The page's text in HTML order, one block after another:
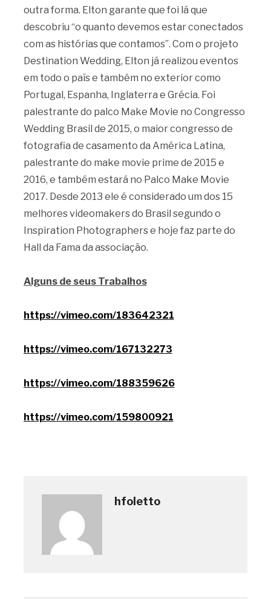
outra forma. Elton garante que foi lá que
descobriu “o quanto devemos estar conectados
com as histórias que contamos”. Com o projeto
Destination Wedding, Elton já realizou eventos
em todo o país e também no exterior como
Portugal, Espanha, Inglaterra e Grécia. Foi
palestrante do palco Make Movie no Congresso
Wedding Brasil de 2015, o maior congresso de
fotografia de casamento da América Latina,
palestrante do make movie prime de 2015 e
2016, e também estará no Palco Make Movie
2017. Desde 2013 ele é considerado um dos 15
melhores videomakers do Brasil segundo o
Inspiration Photographers e hoje faz parte do
Hall da Fama da associação.
Alguns de seus Trabalhos
https://vimeo.com/183642321
https://vimeo.com/167132273
https://vimeo.com/188359626
https://vimeo.com/159800921
hfoletto